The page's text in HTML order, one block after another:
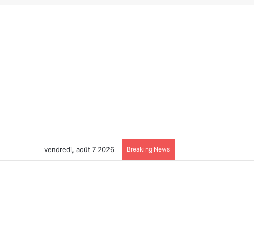
vendredi, août 7 2026 Breaking News